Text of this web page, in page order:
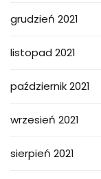
grudzień 2021
listopad 2021
październik 2021
wrzesień 2021
sierpień 2021